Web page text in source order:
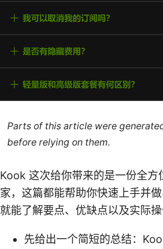
Parts of this article were
before relying on them.
Kook 这次给你带来的是一份全
家，这篇都能帮助你快速上手并
就能了解要点、优缺点以及实际操
先给出一个简短的总结：